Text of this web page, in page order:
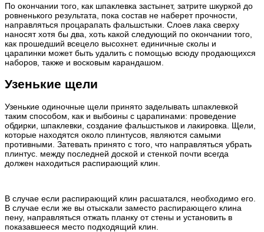
По окончании того, как шпаклевка застынет, затрите шкуркой до
ровненького результата, пока состав не наберет прочности,
направляться процарапать фальшстыки. Слоев лака сверху
наносят хотя бы два, хоть какой следующий по окончании того,
как прошедший всецело высохнет. единичные сколы и
царапинки может быть удалить с помощью всюду продающихся
наборов, также и восковым карандашом.
Узенькие щели
Узенькие одиночные щели принято заделывать шпаклевкой
таким способом, как и выбоины с царапинами: проведение
обдирки, шпаклевки, создание фальшстыков и лакировка. Щели,
которые находятся около плинтусов, являются самыми
противными. Затевать принято с того, что направляться убрать
плинтус. между последней доской и стенкой почти всегда
должен находиться распирающий клин.
В случае если распирающий клин расшатался, необходимо его.
В случае если же вы отыскали заместо распирающего клина
пену, направляться отжать планку от стены и установить в
показавшееся место подходящий клин.